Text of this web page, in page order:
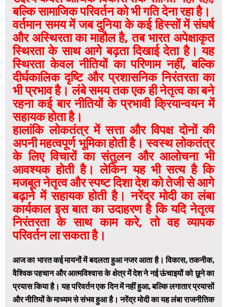
बल्कि सामाजिक परिवर्तन को भी गति देना रहा है।
वर्तमान समय में जब दुनिया के कई हिस्सों में संघर्ष
और अस्थिरता का माहौल है, तब भारत अपेक्षाकृत
स्थिरता के साथ आगे बढ़ता दिखाई देता है। यह
स्थिरता केवल नीतियों का परिणाम नहीं, बल्कि
दीर्घकालिक दृष्टि और प्रशासनिक निरंतरता का
भी प्रभाव है। लंबे समय तक एक ही नेतृत्व का बने
रहना कई बार नीतियों के प्रभावी क्रियान्वयन में
सहायक होता है।
हालांकि लोकतंत्र में सत्ता और विपक्ष दोनों की
अपनी महत्वपूर्ण भूमिका होती है। स्वस्थ लोकतंत्र
के लिए विचारों का संतुलन और आलोचना भी
आवश्यक होती है। लेकिन यह भी सत्य है कि
मजबूत नेतृत्व और स्पष्ट दिशा देश को तेजी से आगे
बढ़ाने में सहायक होती है। नरेंद्र मोदी का लंबा
कार्यकाल इस बात का उदाहरण है कि यदि नेतृत्व
निरंतरता के साथ काम करे, तो वह व्यापक
परिवर्तन ला सकता है।
आज का भारत कई मायनों में बदलता हुआ नजर आता है। विकास, तकनीक,
वैश्विक पहचान और आत्मविश्वास के क्षेत्र में देश ने नई ऊंचाइयों को छूने का
प्रयास किया है। यह परिवर्तन एक दिन में नहीं हुआ, बल्कि लगातार प्रयासों
और नीतियों के माध्यम से संभव हुआ है। नरेंद्र मोदी का यह लंबा राजनीतिक